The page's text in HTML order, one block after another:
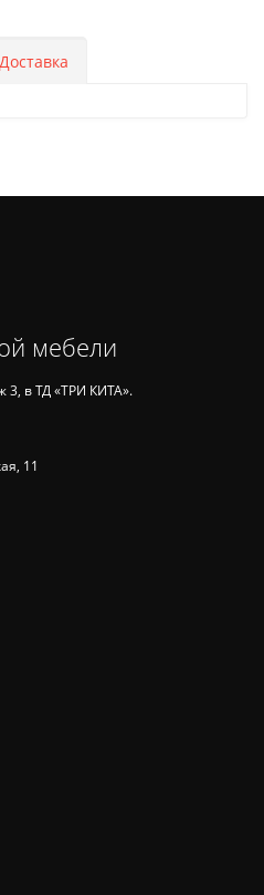
Доставка
мебели
3, в ТД «ТРИ КИТА».
11